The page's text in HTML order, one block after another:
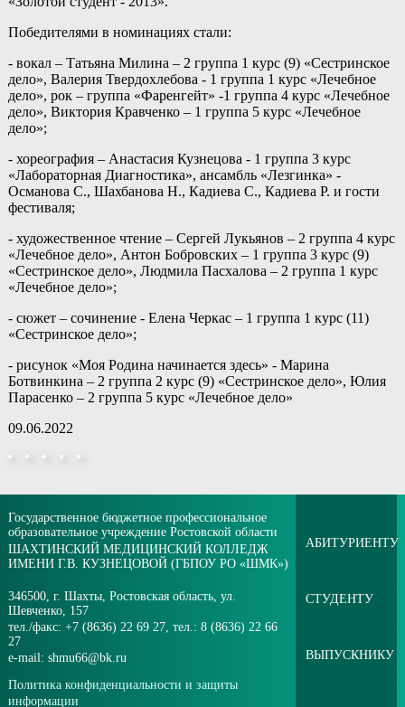
Победителями в номинациях стали:
- вокал – Татьяна Милина – 2 группа 1 курс (9) «Сестринское
дело», Валерия Твердохлебова - 1 группа 1 курс «Лечебное
дело», рок – группа «Фаренгейт» -1 группа 4 курс «Лечебное
дело», Виктория Кравченко – 1 группа 5 курс «Лечебное
дело»;
- хореография – Анастасия Кузнецова - 1 группа 3 курс
«Лабораторная Диагностика», ансамбль «Лезгинка» -
Османова С., Шахбанова Н., Кадиева С., Кадиева Р. и гости
фестиваля;
- художественное чтение – Сергей Лукьянов – 2 группа 4 курс
«Лечебное дело», Антон Бобровских – 1 группа 3 курс (9)
«Сестринское дело», Людмила Пасхалова – 2 группа 1 курс
«Лечебное дело»;
- сюжет – сочинение - Елена Черкас – 1 группа 1 курс (11)
«Сестринское дело»;
- рисунок «Моя Родина начинается здесь» - Марина
Ботвинкина – 2 группа 2 курс (9) «Сестринское дело», Юлия
Парасенко – 2 группа 5 курс «Лечебное дело»
09.06.2022
Государственное бюджетное профессиональное
образовательное учреждение Ростовской области
ШАХТИНСКИЙ МЕДИЦИНСКИЙ КОЛЛЕДЖ
ИМЕНИ Г.В. КУЗНЕЦОВОЙ (ГБПОУ РО «ШМК»)
346500, г. Шахты, Ростовская область, ул.
Шевченко, 157
тел./факс: +7 (8636) 22 69 27, тел.: 8 (8636) 22 66
27
e-mail: shmu66@bk.ru
Политика конфиденциальности и защиты
информации
АБИТУРИЕНТУ
СТУДЕНТУ
ВЫПУСКНИКУ